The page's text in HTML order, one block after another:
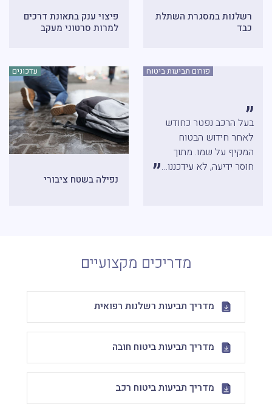
רשלנות במסגרת השתלת
כבד
פיצוי ענק בתאונת דרכים
למרות סרטוני מעקב
בעל הרכב נפטר כחודש
לאחר חידוש הבטוח
המקיף על שמו. מתוך
חוסר ידיעה, לא עידכננו…”
פורום תביעות ביטוח עדכונים
נפילה בשטח ציבורי
מדריכים מקצועיים
מדריך תביעות רשלנות רפואית
מדריך תביעות ביטוח חובה
מדריך תביעות ביטוח רכב